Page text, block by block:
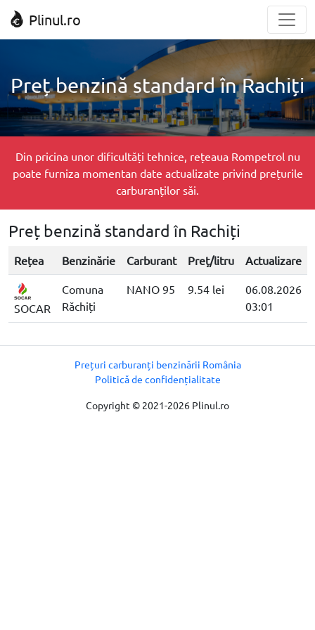
Plinul.ro
Preț benzină standard în Rachiți
Din pricina unor dificultăți tehnice, rețeaua Rompetrol nu
poate furniza momentan date actualizate privind prețurile
carburanților săi.
Preț benzină standard în Rachiți
Rețea Benzinărie Carburant Preț/litru Actualizare
SOCAR
Comuna
Răchiți
NANO 95 9.54 lei
06.08.2026
03:01
Copyright © 2021-2026 Plinul.ro
Prețuri carburanți benzinării România
Politică de confidențialitate